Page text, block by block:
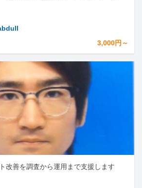
3,000円～
改善を調査から運用まで支援します